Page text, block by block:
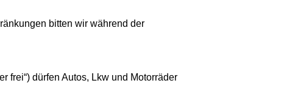
bitten wir während der
frei“) dürfen Autos, Lkw und Motorräder